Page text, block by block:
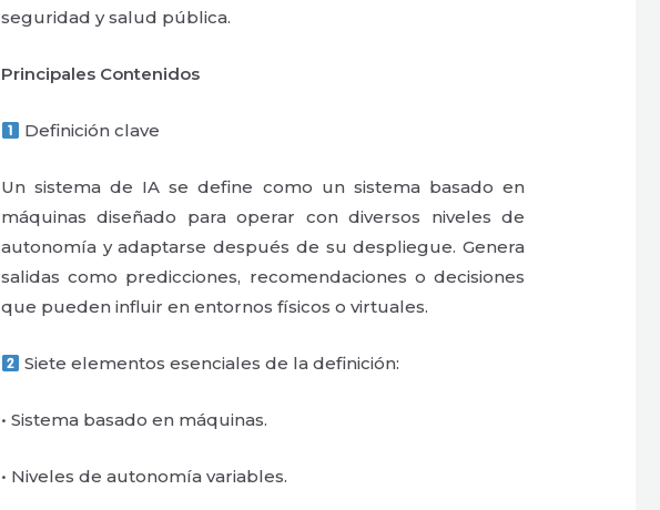
seguridad y salud pública.
Principales Contenidos
Definición clave
Un sistema de IA se define como un sistema basado en
máquinas diseñado para operar con diversos niveles de
autonomía y adaptarse después de su despliegue. Genera
salidas como predicciones, recomendaciones o decisiones
que pueden influir en entornos físicos o virtuales.
Siete elementos esenciales de la definición:
• Sistema basado en máquinas.
• Niveles de autonomía variables.